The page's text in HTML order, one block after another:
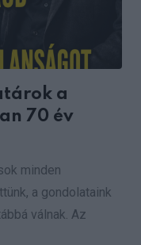
a
70 év
minden
a gondolataink
válnak. Az